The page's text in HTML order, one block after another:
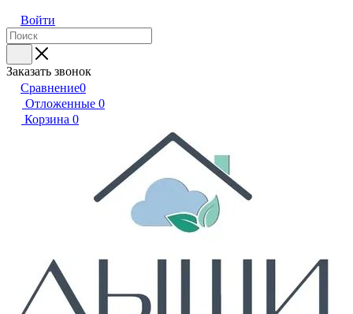
Войти
Заказать звонок
Сравнение0
Отложенные 0
Корзина 0